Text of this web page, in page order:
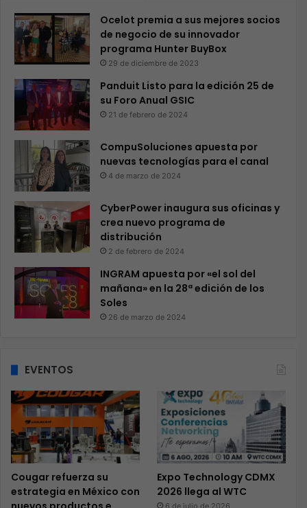
Ocelot premia a sus mejores socios
de negocio de su innovador
programa Hunter BuyBox
29 de diciembre de 2023
Panduit Listo para la edición 25 de
su Foro Anual GSIC
21 de febrero de 2024
CompuSoluciones apuesta por
nuevas tecnologías para el canal
4 de marzo de 2024
CyberPower inaugura sus oficinas y
crea nuevo programa de
distribución
2 de febrero de 2024
INGRAM apuesta por «el sol del
mañana» en la 28ª edición de los
Soles
26 de marzo de 2024
EVENTOS
Cougar refuerza su
estrategia en México con
Expo Technology CDMX
2026 llega al WTC